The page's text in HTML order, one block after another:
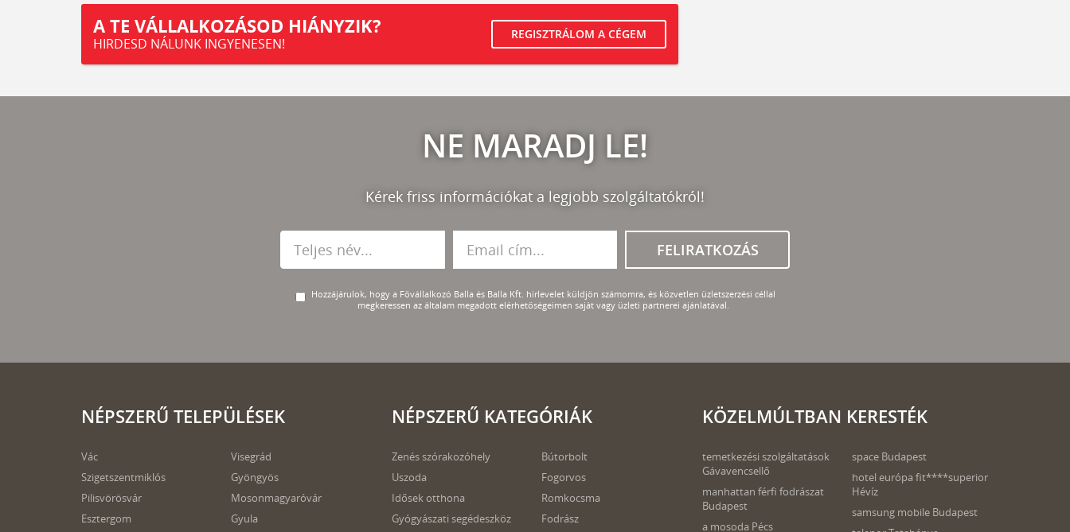
A TE VÁLLALKOZÁSOD HIÁNYZIK?
HIRDESD NÁLUNK INGYENESEN!
REGISZTRÁLOM A CÉGEM
NE MARADJ LE!
Kérek friss információkat a legjobb szolgáltatókról!
FELIRATKOZÁS
Hozzájárulok, hogy a Fővállalkozó Balla és Balla Kft. hírlevelet küldjön számomra, és közvetlen üzletszerzési céllal
megkeressen az általam megadott elérhetőségeimen saját vagy üzleti partnerei ajánlatával.
NÉPSZERŰ TELEPÜLÉSEK
Vác
Szigetszentmiklós
Pilisvörösvár
Esztergom
Visegrád
Gyöngyös
Mosonmagyaróvár
Gyula
NÉPSZERŰ KATEGÓRIÁK
Zenés szórakozóhely
Uszoda
Idősek otthona
Gyógyászati segédeszköz
Bútorbolt
Fogorvos
Romkocsma
Fodrász
KÖZELMÚLTBAN KERESTÉK
temetkezési szolgáltatások
Gávavencsellő
manhattan férfi fodrászat
Budapest
a mosoda Pécs
space Budapest
hotel európa fit****superior
Hévíz
samsung mobile Budapest